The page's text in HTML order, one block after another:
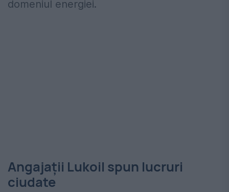
domeniul energiei.
Angajații Lukoil spun lucruri
ciudate